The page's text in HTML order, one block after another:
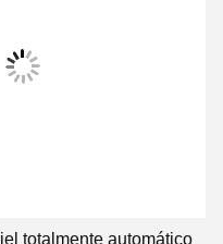
totalmente automático